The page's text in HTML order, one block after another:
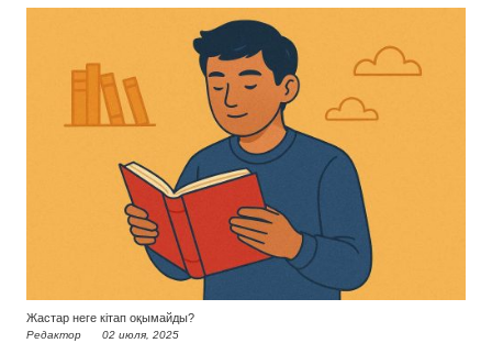
Жастар неге кітап оқымайды?
Редактор 02 июля, 2025